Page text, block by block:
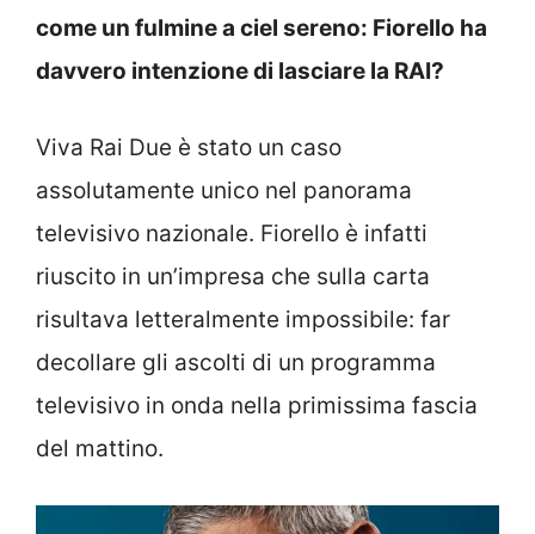
come un fulmine a ciel sereno: Fiorello ha
davvero intenzione di lasciare la RAI?
Viva Rai Due è stato un caso
assolutamente unico nel panorama
televisivo nazionale. Fiorello è infatti
riuscito in un’impresa che sulla carta
risultava letteralmente impossibile: far
decollare gli ascolti di un programma
televisivo in onda nella primissima fascia
del mattino.